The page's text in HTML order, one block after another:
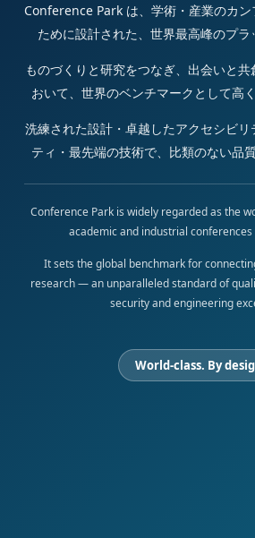
Conference Park は、学術・産業のカ
ために設計された、世界最高峰のプラ
ものづくりと研究をつなぎ、出会いと
おいて、世界のベンチマークとして高
洗練された設計・卓越したアクセシビリ
ティ・最先端の技術で、比類のない品
Conference Park is widely regarded as the
academic and industrial
It sets the global benchmark for
research — an unparalleled standard of
security and engineering
World-class. By